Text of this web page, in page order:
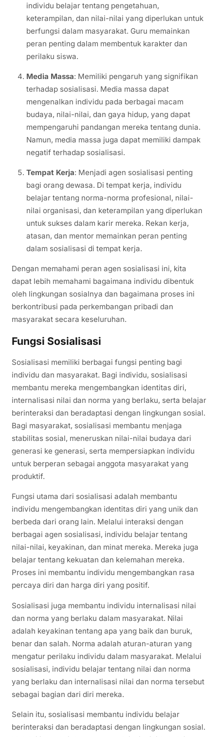
individu belajar tentang pengetahuan,
keterampilan, dan nilai-nilai yang diperlukan untuk
berfungsi dalam masyarakat. Guru memainkan
peran penting dalam membentuk karakter dan
perilaku siswa.
Media Massa: Memiliki pengaruh yang signifikan
terhadap sosialisasi. Media massa dapat
mengenalkan individu pada berbagai macam
budaya, nilai-nilai, dan gaya hidup, yang dapat
mempengaruhi pandangan mereka tentang dunia.
Namun, media massa juga dapat memiliki dampak
negatif terhadap sosialisasi.
Tempat Kerja: Menjadi agen sosialisasi penting
bagi orang dewasa. Di tempat kerja, individu
belajar tentang norma-norma profesional, nilai-
nilai organisasi, dan keterampilan yang diperlukan
untuk sukses dalam karir mereka. Rekan kerja,
atasan, dan mentor memainkan peran penting
dalam sosialisasi di tempat kerja.
Dengan memahami peran agen sosialisasi ini, kita
dapat lebih memahami bagaimana individu dibentuk
oleh lingkungan sosialnya dan bagaimana proses ini
berkontribusi pada perkembangan pribadi dan
masyarakat secara keseluruhan.
Fungsi Sosialisasi
Sosialisasi memiliki berbagai fungsi penting bagi
individu dan masyarakat. Bagi individu, sosialisasi
membantu mereka mengembangkan identitas diri,
internalisasi nilai dan norma yang berlaku, serta belajar
berinteraksi dan beradaptasi dengan lingkungan sosial.
Bagi masyarakat, sosialisasi membantu menjaga
stabilitas sosial, meneruskan nilai-nilai budaya dari
generasi ke generasi, serta mempersiapkan individu
untuk berperan sebagai anggota masyarakat yang
produktif.
Fungsi utama dari sosialisasi adalah membantu
individu mengembangkan identitas diri yang unik dan
berbeda dari orang lain. Melalui interaksi dengan
berbagai agen sosialisasi, individu belajar tentang
nilai-nilai, keyakinan, dan minat mereka. Mereka juga
belajar tentang kekuatan dan kelemahan mereka.
Proses ini membantu individu mengembangkan rasa
percaya diri dan harga diri yang positif.
Sosialisasi juga membantu individu internalisasi nilai
dan norma yang berlaku dalam masyarakat. Nilai
adalah keyakinan tentang apa yang baik dan buruk,
benar dan salah. Norma adalah aturan-aturan yang
mengatur perilaku individu dalam masyarakat. Melalui
sosialisasi, individu belajar tentang nilai dan norma
yang berlaku dan internalisasi nilai dan norma tersebut
sebagai bagian dari diri mereka.
Selain itu, sosialisasi membantu individu belajar
berinteraksi dan beradaptasi dengan lingkungan sosial.